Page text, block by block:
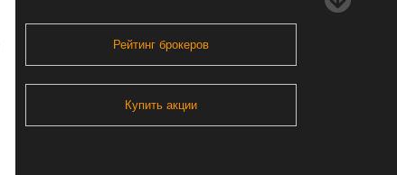
Рейтинг брокеров
Купить акции